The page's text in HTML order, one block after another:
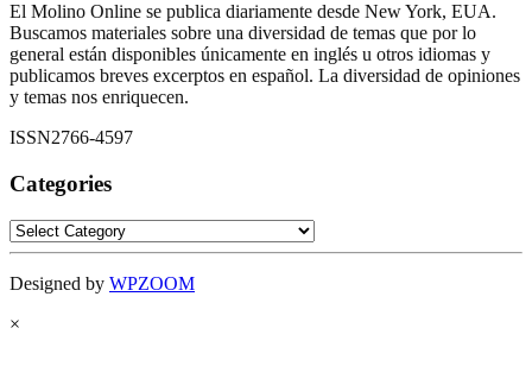
El Molino Online se publica diariamente desde New York, EUA.
Buscamos materiales sobre una diversidad de temas que por lo
general están disponibles únicamente en inglés u otros idiomas y
publicamos breves excerptos en español. La diversidad de opiniones
y temas nos enriquecen.
ISSN2766-4597
Categories
Categories
Designed by WPZOOM
×